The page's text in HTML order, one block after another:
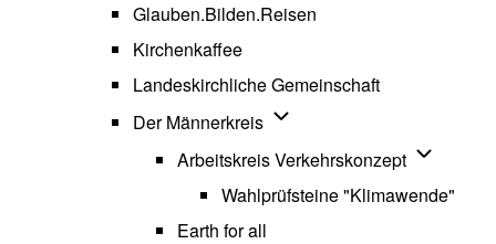
Glauben.Bilden.Reisen
Kirchenkaffee
Landeskirchliche Gemeinschaft
Der Männerkreis Unternavigation von Der
Arbeitskreis Verkehrskonzept
Wahlprüfsteine "Klimawende"
Earth for all